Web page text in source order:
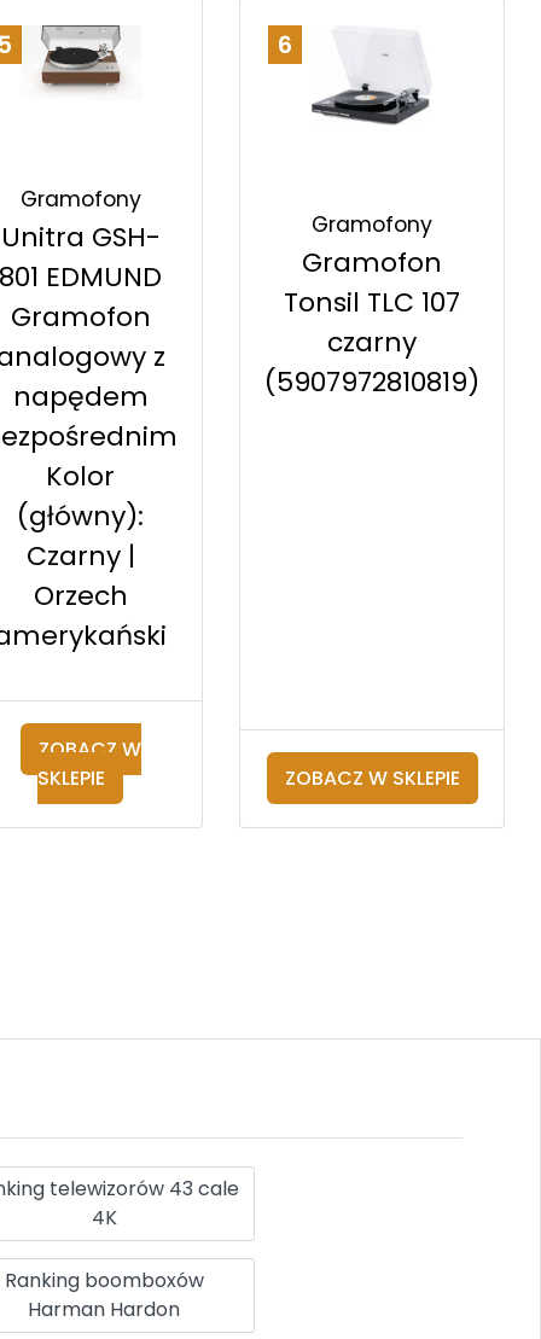
Gramofony
Unitra GSH-
801 EDMUND
Gramofon
z
napędem
Kolor
(główny):
Czarny |
Orzech
ZOBACZ W
SKLEPIE
6
Gramofony
Gramofon
Tonsil TLC 107
czarny
(5907972810819)
ZOBACZ W SKLEPIE
telewizorów 43 cale
4K
Ranking boomboxów
Harman Hardon